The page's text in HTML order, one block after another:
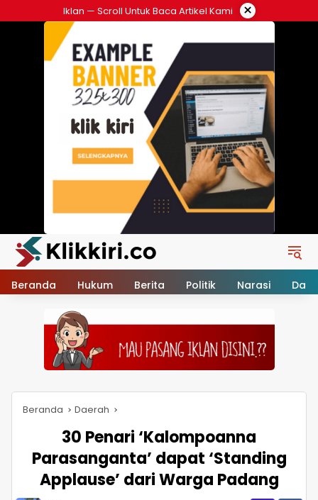
ke
Iklan — Scroll Untuk Baca Artikel Kami ×
Beranda Hukum Berita Politik Narasi
Beranda Daerah
30 Penari ‘Kalompoanna
Parasanganta’ dapat ‘Standing
Applause’ dari Warga Padang